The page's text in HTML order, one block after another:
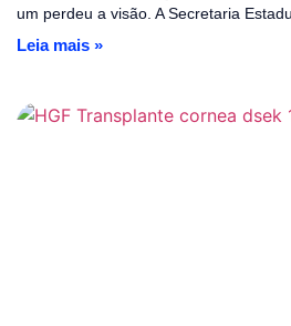
um perdeu a visão. A Secretaria
Leia mais »